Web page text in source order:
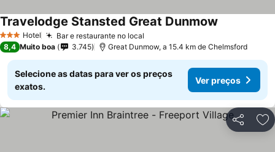
3 EstrelasHotel Bar e restaurante no local
Travelodge Stansted Great Dunmow
8,4 Muito boa 3.745 Great Dunmow, a 15.4 km de Chelmsford
Selecione as datas para ver os preços
exatos.
Ver preços
Partilhar